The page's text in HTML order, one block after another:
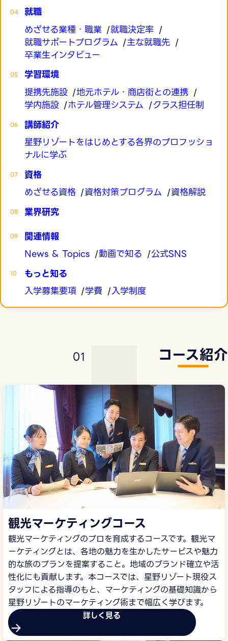
就職
めざせる業種・職業
就職決定率
就職サポートプログラム
主な就職先
卒業生インタビュー
学習環境
提携先施設
地元ホテル・商店街との連携
学内施設
ホテル管理システム
クラス担任制
講師紹介
星野リゾートをはじめとする各界のプロフッショ
ナルに学ぶ
資格
めざせる資格
資格対策プログラム
資格解説
業界研究
関連情報
News & Topics
動画で知る
公式SNS
もっと知る
入学募集要項
学費 入学制度
01 コース紹介
観光マーケティングコース
観光マーケティングのプロを育成するコースです。観光マ
ーケティングとは、各地の魅力を生かしたサービスや魅力
的な旅のプランを提案すること。地域のブランド確立や活
性化にも貢献します。本コースでは、星野リゾート現役ス
タッフによる指導のもと、マーケティングの基礎知識から
星野リゾートのマーケティング術まで幅広く学びます。
詳しく見る